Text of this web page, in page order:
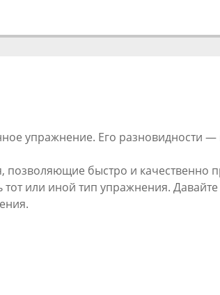
упражнение. Его разновидности
быстро и
тот или иной тип упражнения.